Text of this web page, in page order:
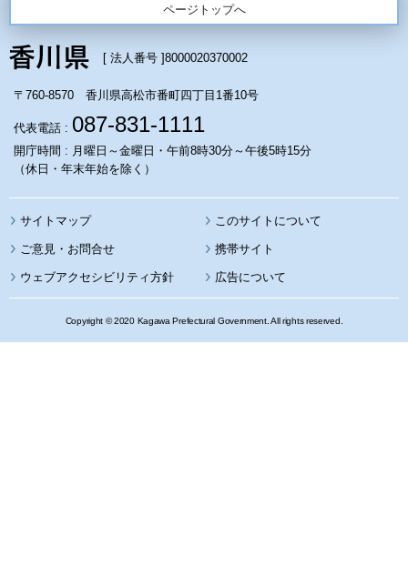
ページトップへ
[ 法人番号 ]8000020370002
〒760-8570 香川県高松市番町四丁目1番10号
代表電話 : 087-831-1111
開庁時間 : 月曜日～金曜日・午前8時30分～午後5時15分
（休日・年末年始を除く）
サイトマップ このサイトについて
携帯サイト
ウェブアクセシビリティ方針 広告について
Copyright © 2020 Kagawa Prefectural Government. All rights reserved.